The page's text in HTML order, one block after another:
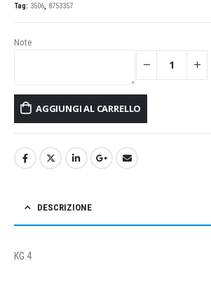
Tag: 3506, 8753357
Note
AGGIUNGI AL CARRELLO
DESCRIZIONE
KG.4